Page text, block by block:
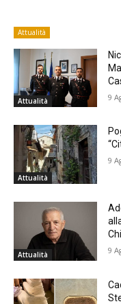
Attualità
Attualità 9
Attualità
9
Attualità 9